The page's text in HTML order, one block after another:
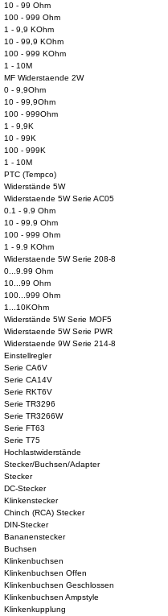
10 - 99 Ohm
100 - 999 Ohm
1 - 9,9 KOhm
10 - 99,9 KOhm
100 - 999 KOhm
1 - 10M
MF Widerstaende 2W
0 - 9,9Ohm
10 - 99,9Ohm
100 - 999Ohm
1 - 9,9K
10 - 99K
100 - 999K
1 - 10M
PTC (Tempco)
Widerstände 5W
Widerstaende 5W Serie AC05
0.1 - 9.9 Ohm
10 - 99.9 Ohm
100 - 999 Ohm
1 - 9.9 KOhm
Widerstaende 5W Serie 208-8
0...9.99 Ohm
10...99 Ohm
100...999 Ohm
1...10KOhm
Widerstände 5W Serie MOF5
Widerstaende 5W Serie PWR
Widerstaende 9W Serie 214-8
Einstellregler
Serie CA6V
Serie CA14V
Serie RKT6V
Serie TR3296
Serie TR3266W
Serie FT63
Serie T75
Hochlastwiderstände
Stecker/Buchsen/Adapter
Stecker
DC-Stecker
Klinkenstecker
Chinch (RCA) Stecker
DIN-Stecker
Bananenstecker
Buchsen
Klinkenbuchsen
Klinkenbuchsen Offen
Klinkenbuchsen Geschlossen
Klinkenbuchsen Ampstyle
Klinkenkupplung